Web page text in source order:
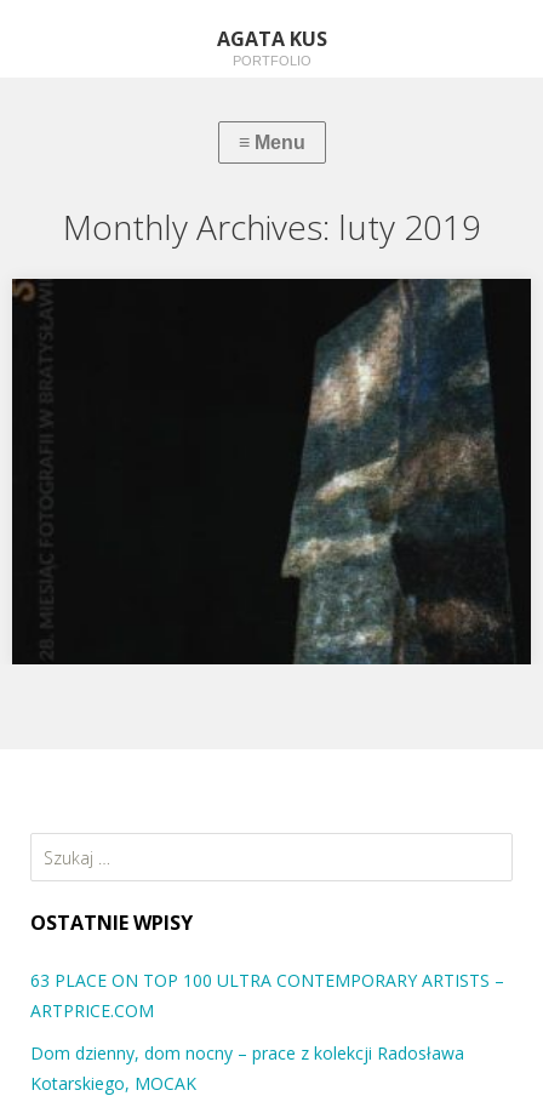
AGATA KUS
PORTFOLIO
Monthly Archives: luty 2019
Szukaj:
OSTATNIE WPISY
63 PLACE ON TOP 100 ULTRA CONTEMPORARY ARTISTS –
ARTPRICE.COM
Dom dzienny, dom nocny – prace z kolekcji Radosława
Kotarskiego, MOCAK